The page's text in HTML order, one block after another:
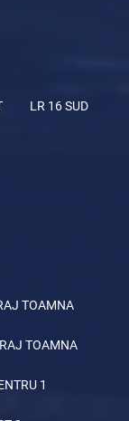
LR 16 SUD
TOAMNA
TOAMNA
1